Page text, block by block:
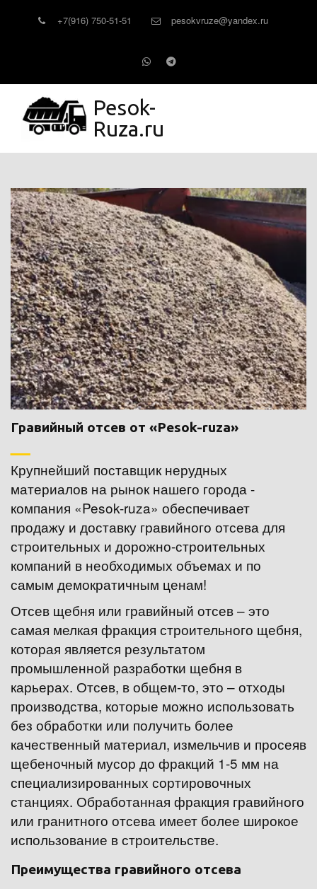
+7(916) 750-51-51 pesokvruze@yandex.ru
Pesok-
Ruza.ru
Гравийный отсев от «Pesok-ruza»
Крупнейший поставщик нерудных
материалов на рынок нашего города -
компания «Pesok-ruza» обеспечивает
продажу и доставку гравийного отсева для
строительных и дорожно-строительных
компаний в необходимых объемах и по
самым демократичным ценам!
Отсев щебня или гравийный отсев – это
самая мелкая фракция строительного щебня,
которая является результатом
промышленной разработки щебня в
карьерах. Отсев, в общем-то, это – отходы
производства, которые можно использовать
без обработки или получить более
качественный материал, измельчив и просеяв
щебеночный мусор до фракций 1-5 мм на
специализированных сортировочных
станциях. Обработанная фракция гравийного
или гранитного отсева имеет более широкое
использование в строительстве.
Преимущества гравийного отсева